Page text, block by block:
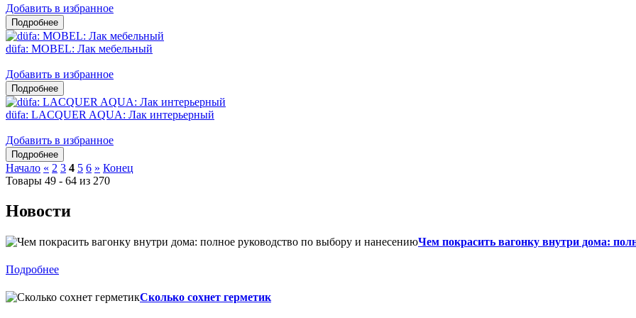
Добавить в избранное
düfa: MOBEL: Лак мебельный
Добавить в избранное
düfa: LACQUER AQUA: Лак интерьерный
Добавить в избранное
Начало « 2 3 4 5 6 » Конец
Товары 49 - 64 из 270
Новости
Чем покрасить вагонку внутри дома:
Подробнее
Сколько сохнет герметик